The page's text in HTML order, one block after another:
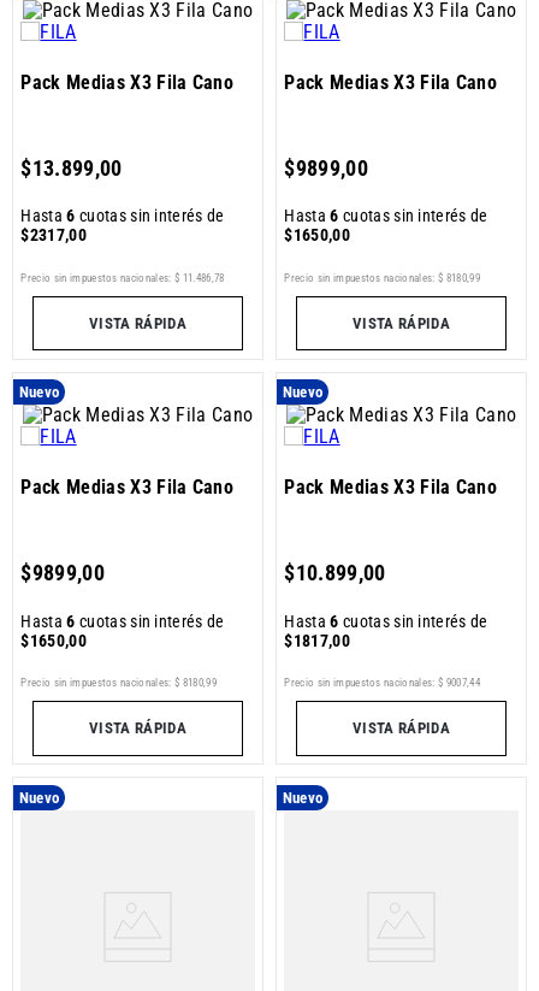
Pack Medias X3 Fila Cano
$13.899,00
Hasta6 cuotas sin interés de
$2317,00
Precio sin impuestos nacionales: $ 11 486 78
VISTA RÁPIDA
Pack Medias X3 Fila Cano
$9899,00
Hasta6 cuotas sin interés de
$1650,00
Precio sin impuestos nacionales: $ 8180,99
VISTA RÁPIDA
Nuevo
Pack Medias X3 Fila Cano
$9899,00
Hasta6 cuotas sin interés de
$1650,00
Precio sin impuestos nacionales: $ 8180,99
VISTA RÁPIDA
Nuevo
Pack Medias X3 Fila Cano
$10.899,00
Hasta6 cuotas sin interés de
$1817,00
Precio sin impuestos nacionales: $ 9007,44
VISTA RÁPIDA
Nuevo Nuevo